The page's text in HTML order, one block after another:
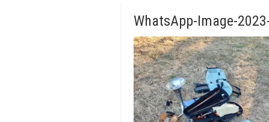
WhatsApp-Image-